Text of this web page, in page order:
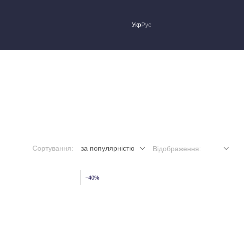
УкрРус
Сортування: за популярністю Відображення:
−40%